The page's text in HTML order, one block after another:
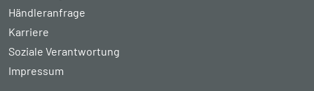
Händleranfrage
Karriere
Soziale Verantwortung
Impressum